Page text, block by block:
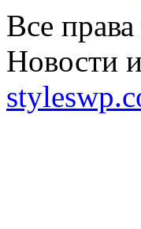
Все
Новости